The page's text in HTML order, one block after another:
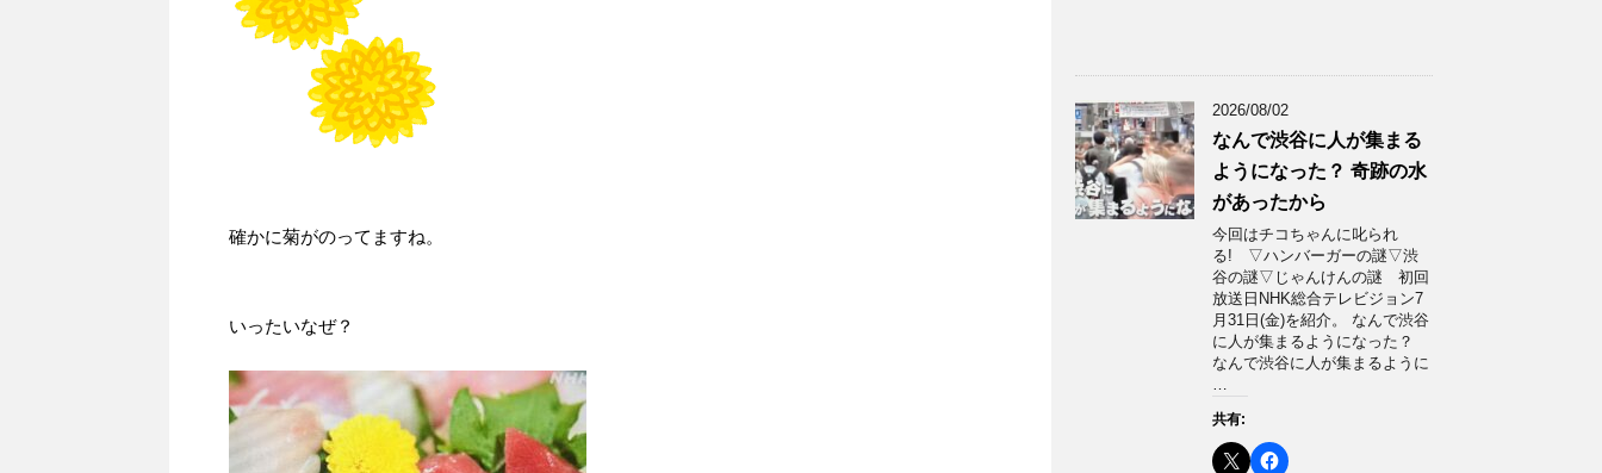
確かに菊がのってますね。
いったいなぜ？
2026/08/02
なんで渋谷に人が集まる
ようになった？ 奇跡の水
があったから
今回はチコちゃんに叱られ
る! ▽ハンバーガーの謎▽渋
谷の謎▽じゃんけんの謎 初回
放送日NHK総合テレビジョン7
月31日(金)を紹介。 なんで渋谷
に人が集まるようになった？
なんで渋谷に人が集まるように
…
共有: